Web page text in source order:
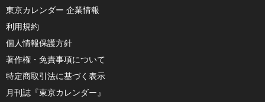
東京カレンダー 企業情報
利用規約
個人情報保護方針
著作権・免責事項について
特定商取引法に基づく表示
月刊誌『東京カレンダー』